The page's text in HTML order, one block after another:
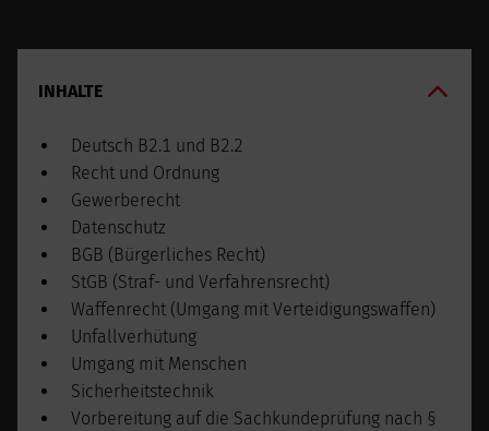
INHALTE
Deutsch B2.1 und B2.2
Recht und Ordnung
Gewerberecht
Datenschutz
BGB (Bürgerliches Recht)
StGB (Straf- und Verfahrensrecht)
Waffenrecht (Umgang mit Verteidigungswaffen)
Unfallverhütung
Umgang mit Menschen
Sicherheitstechnik
Vorbereitung auf die Sachkundeprüfung nach §